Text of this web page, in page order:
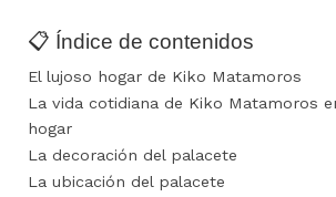
📋 Índice de contenidos
El lujoso hogar de Kiko Matamoros
La vida cotidiana de Kiko Matamoros
hogar
La decoración del palacete
La ubicación del palacete